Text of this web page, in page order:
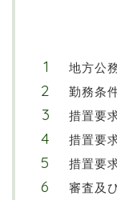
地方公
勤務条
措置要
措置要
措置要
審査及